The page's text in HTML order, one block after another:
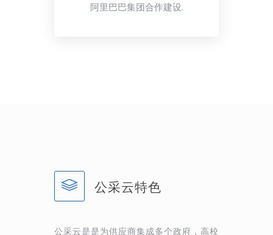
阿里巴巴集团合作建设.
公采云特色
公采云是是为供应商集成多个政府，高校